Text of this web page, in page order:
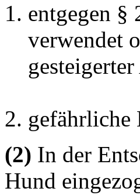
entgegen §
verwendet
gefährliche
(2) In der
Hund